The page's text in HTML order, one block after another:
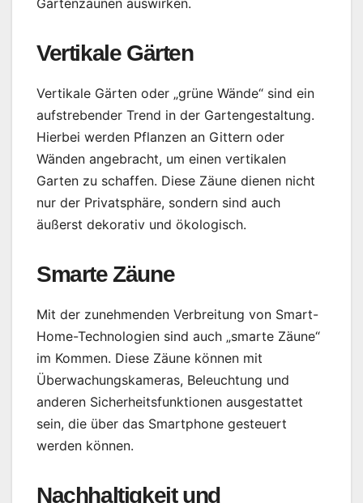
Gartenzäunen auswirken.
Vertikale Gärten
Vertikale Gärten oder „grüne Wände“ sind ein
aufstrebender Trend in der Gartengestaltung.
Hierbei werden Pflanzen an Gittern oder
Wänden angebracht, um einen vertikalen
Garten zu schaffen. Diese Zäune dienen nicht
nur der Privatsphäre, sondern sind auch
äußerst dekorativ und ökologisch.
Smarte Zäune
Mit der zunehmenden Verbreitung von Smart-
Home-Technologien sind auch „smarte Zäune“
im Kommen. Diese Zäune können mit
Überwachungskameras, Beleuchtung und
anderen Sicherheitsfunktionen ausgestattet
sein, die über das Smartphone gesteuert
werden können.
Nachhaltigkeit und